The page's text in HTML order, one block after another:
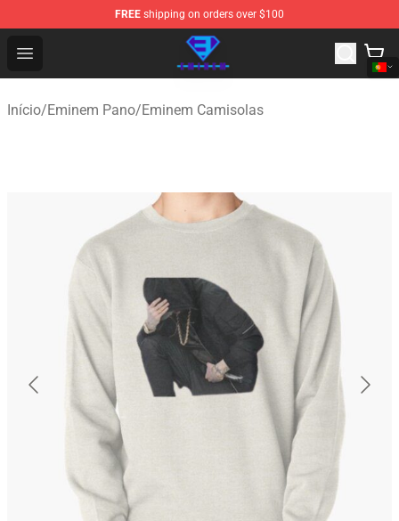
FREE shipping on orders over $100
Open menu
Eminem Store - Official Eminem Merchandise Shop
Início/Eminem Pano/Eminem Camisolas